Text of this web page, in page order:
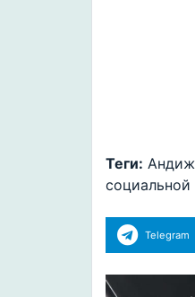
Теги:
Telegram